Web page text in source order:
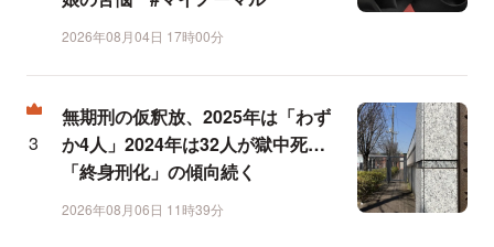
2026年08月04日 17時00分
無期刑の仮釈放、2025年は「わず
か4人」2024年は32人が獄中死…
「終身刑化」の傾向続く
2026年08月06日 11時39分